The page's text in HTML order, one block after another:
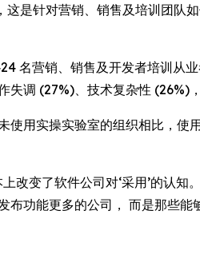
，这是针对营销、销售及培训团队
名营销、销售及开发者培训从
调 (27%)、技术复杂性 (26%)
用实操实验室的组织相比，
变了软件公司对‘采用’的认知
功能更多的公司， 而是那些